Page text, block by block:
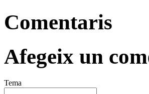
Comentaris
Afegeix un
Tema